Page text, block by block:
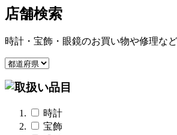
店舗検索
時計・宝飾・眼鏡のお買い物や修理な
時計
宝飾